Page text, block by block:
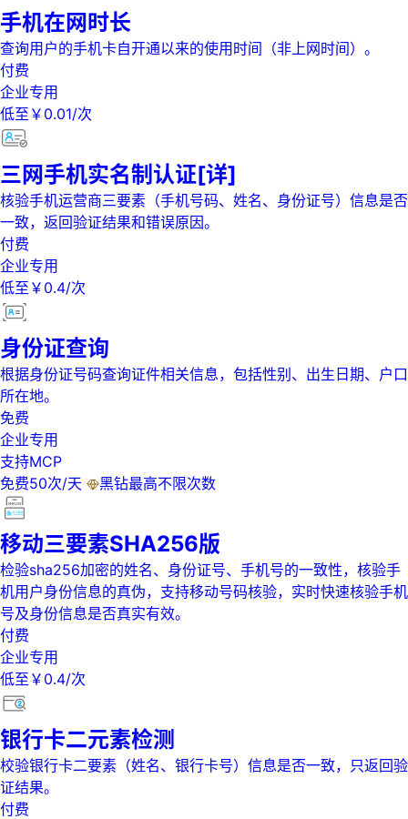
手机在网时长
查询用户的手机卡自开通以来的使用时间（非上网时间）。
付费
企业专用
低至￥0.01/次
三网手机实名制认证[详]
核验手机运营商三要素（手机号码、姓名、身份证号）信息是否
一致，返回验证结果和错误原因。
付费
企业专用
低至￥0.4/次
身份证查询
根据身份证号码查询证件相关信息，包括性别、出生日期、户口
所在地。
免费
企业专用
支持MCP
免费50次/天
黑钻最高不限次数
移动三要素SHA256版
检验sha256加密的姓名、身份证号、手机号的一致性，核验手
机用户身份信息的真伪，支持移动号码核验，实时快速核验手机
号及身份信息是否真实有效。
付费
企业专用
低至￥0.4/次
银行卡二元素检测
校验银行卡二要素（姓名、银行卡号）信息是否一致，只返回验
证结果。
付费